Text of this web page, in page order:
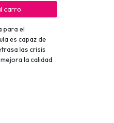
carro
para el
es capaz de
las crisis
la calidad